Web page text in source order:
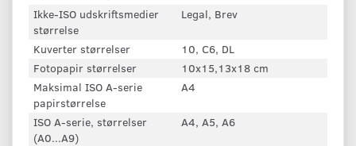
Ikke-ISO udskriftsmedier
størrelse
Legal, Brev
Kuverter størrelser
10, C6, DL
Fotopapir størrelser
10x15,13x18 cm
Maksimal ISO A-serie
papirstørrelse
A4
ISO A-serie, størrelser
(A0...A9)
A4, A5, A6